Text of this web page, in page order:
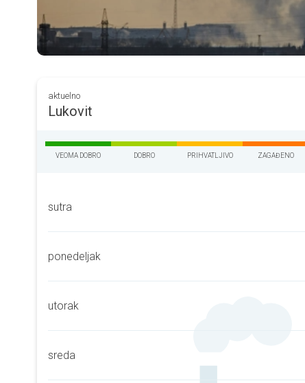
aktuelno
Lukovit
VEOMA DOBRO DOBRO PRIHVATLJIVO ZAGAĐENO
sutra
ponedeljak
utorak
sreda